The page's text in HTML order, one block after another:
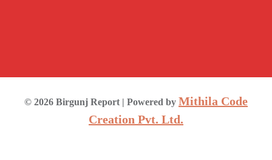
© 2026 Birgunj Report | Powered by Mithila Code
Creation Pvt. Ltd.